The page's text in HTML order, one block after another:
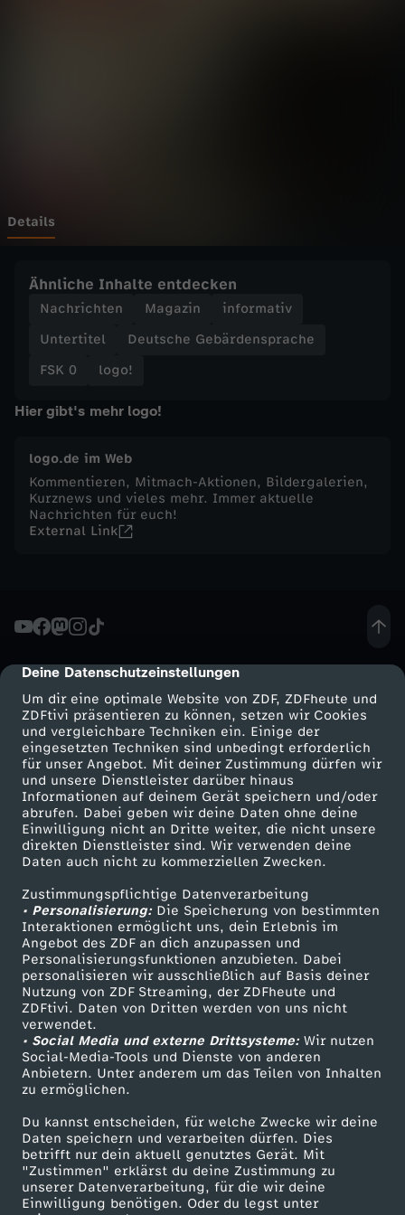
cmp-dialog-description
Deine Datenschutzeinstellungen
Um dir eine optimale Website von ZDF, ZDFheute und
ZDFtivi präsentieren zu können, setzen wir Cookies
und vergleichbare Techniken ein. Einige der
eingesetzten Techniken sind unbedingt erforderlich
für unser Angebot. Mit deiner Zustimmung dürfen wir
und unsere Dienstleister darüber hinaus
Informationen auf deinem Gerät speichern und/oder
abrufen. Dabei geben wir deine Daten ohne deine
Einwilligung nicht an Dritte weiter, die nicht unsere
direkten Dienstleister sind. Wir verwenden deine
Daten auch nicht zu kommerziellen Zwecken.
Zustimmungspflichtige Datenverarbeitung
• Personalisierung:Die Speicherung von bestimmten
Interaktionen ermöglicht uns, dein Erlebnis im
Angebot des ZDF an dich anzupassen und
Personalisierungsfunktionen anzubieten. Dabei
personalisieren wir ausschließlich auf Basis deiner
Nutzung von ZDF Streaming, der ZDFheute und
ZDFtivi. Daten von Dritten werden von uns nicht
verwendet.
• Social Media und externe Drittsysteme:Wir nutzen
Social-Media-Tools und Dienste von anderen
Anbietern. Unter anderem um das Teilen von Inhalten
zu ermöglichen.
Du kannst entscheiden, für welche Zwecke wir deine
Daten speichern und verarbeiten dürfen. Dies
betrifft nur dein aktuell genutztes Gerät. Mit
"Zustimmen" erklärst du deine Zustimmung zu
unserer Datenverarbeitung, für die wir deine
Einwilligung benötigen. Oder du legst unter
o
m
M
i
t
w
o
h
,
2
7
.
M
a
i
2
0
2
6
Details
Ähnliche Inhalte entdecken
Nachrichten Magazin
informativ
Untertitel
Deutsche Gebärdensprache
FSK 0
logo!
Hier gibt's mehr logo!
logo.de im Web
Kommentieren, Mitmach-Aktionen, Bildergalerien,
Kurznews und vieles mehr. Immer aktuelle
Nachrichten für euch!
External Link
Mehr ZDF
ZDF-Apps
Smart TV
ZDFtext
Livestreams
Sendungen A-Z
TV-Programm
Service
ZDFmitreden
Kontakt zum ZDF
Tickets
Zuschauerservice
Hilfe
ZDF Unternehmen
Karriere
ZDF goes Schule
Werbefernsehen
Mainzelmännchen